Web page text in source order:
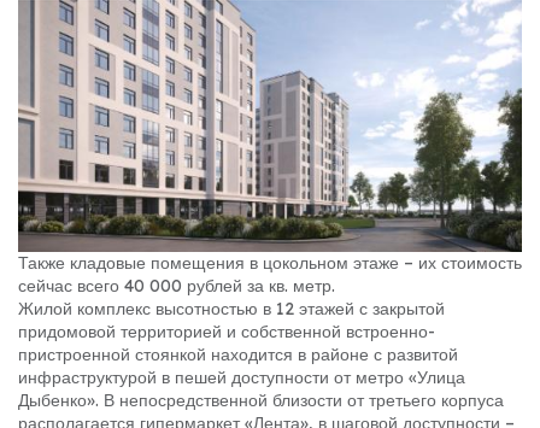
Также кладовые помещения в цокольном этаже – их стоимость
сейчас всего 40 000 рублей за кв. метр.
Жилой комплекс высотностью в 12 этажей с закрытой
придомовой территорией и собственной встроенно-
пристроенной стоянкой находится в районе с развитой
инфраструктурой в пешей доступности от метро «Улица
Дыбенко». В непосредственной близости от третьего корпуса
располагается гипермаркет «Лента», в шаговой доступности –